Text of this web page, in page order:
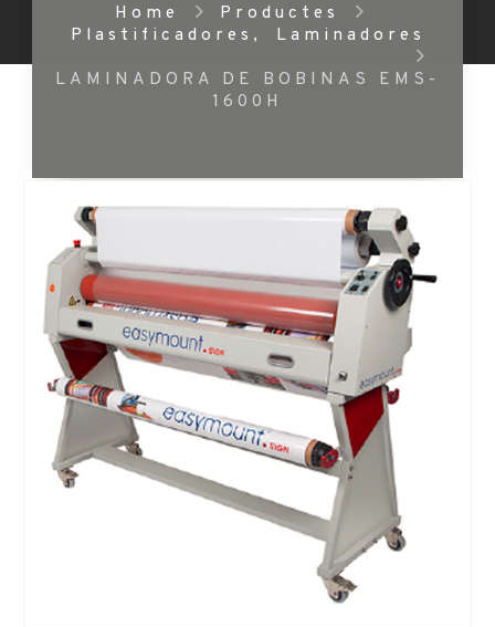
Home
Productes
Plastificadores ,
Laminadores
LAMINADORA DE BOBINAS EMS-
1600H